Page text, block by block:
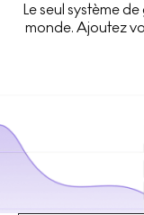
Le seul système
monde. Ajoutez